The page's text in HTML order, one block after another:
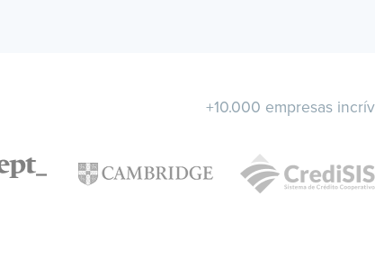
+10.000 empresas